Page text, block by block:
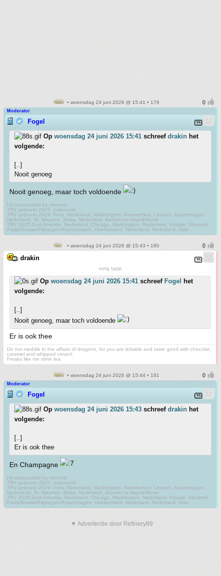
• woensdag 24 juni 2026 @ 15:41 • 179
Moderator
Fogel
Op woensdag 24 juni 2026 15:41 schreef drakin het
volgende:
[..]
Nooit genoeg
Nooit genoeg, maar toch voldoende
I'm surrounded by morons!
TRV geboekt 2027: Indonesië
TRV geboekt 2026: Peru, Nederland, Washington, Hammerfest, Leuven, Kopenhagen,
Nederland, St. Maarten, Malta, Nederland, Barcelona-Napoli/Rome
TRV 2025:Zuid-Amerika, Nederland, Chicago, Washington, Nederland, Kroatië, Slovenië,
Parijs/Brussel/Nijmegen/Kopenhagen, Griekenland, Nederland, Nederland, Oslo
• woensdag 24 juni 2026 @ 15:43 • 180
drakin
vurig typje
Op woensdag 24 juni 2026 15:41 schreef Fogel
het
volgende:
[..]
Nooit genoeg, maar toch voldoende
Er is ook thee
Do not meddle in the affairs of dragons, for you are lickable and taste good with chocolat,
caramel and whipped cream!
Freaks like me drink tea
• woensdag 24 juni 2026 @ 15:44 • 181
Moderator
Fogel
Op woensdag 24 juni 2026 15:43 schreef drakin het
volgende:
[..]
Er is ook thee
En Champagne
I'm surrounded by morons!
TRV geboekt 2027: Indonesië
TRV geboekt 2026: Peru, Nederland, Washington, Hammerfest, Leuven, Kopenhagen,
Nederland, St. Maarten, Malta, Nederland, Barcelona-Napoli/Rome
TRV 2025:Zuid-Amerika, Nederland, Chicago, Washington, Nederland, Kroatië, Slovenië,
Parijs/Brussel/Nijmegen/Kopenhagen, Griekenland, Nederland, Nederland, Oslo
▼ Advertentie door Refinery89